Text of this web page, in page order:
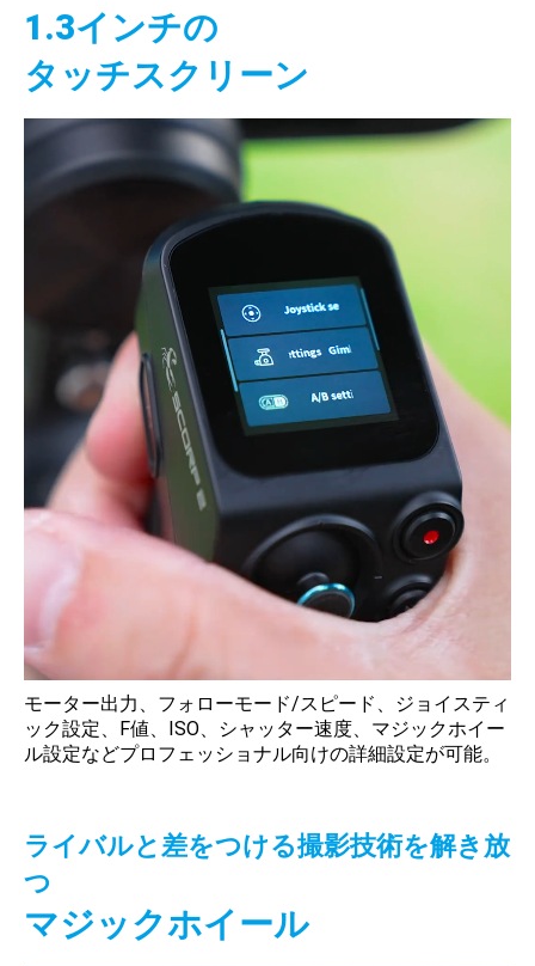
1.3インチの
タッチスクリーン
モーター出力、フォローモード/スピード、ジョイスティ
ック設定、F値、ISO、シャッター速度、マジックホイー
ル設定などプロフェッショナル向けの詳細設定が可能。
ライバルと差をつける撮影技術を解き放
つ
マジックホイール